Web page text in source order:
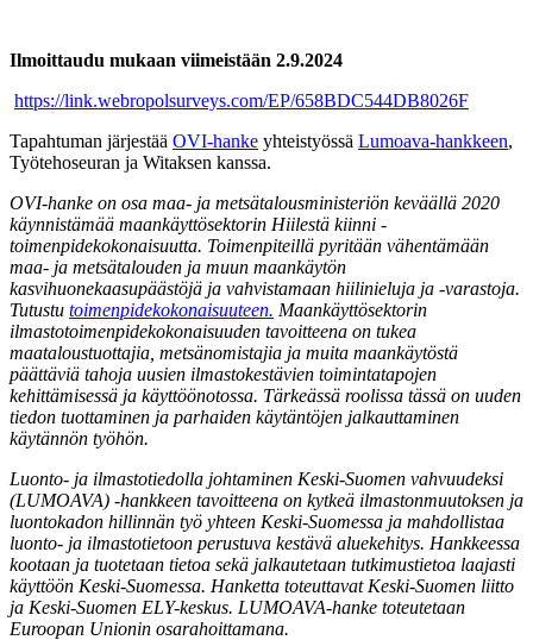
Ilmoittaudu mukaan viimeistään 2.9.2024
https://link.webropolsurveys.com/EP/658BDC544DB8026F
Tapahtuman järjestää OVI-hanke yhteistyössä Lumoava-hankkeen,
Työtehoseuran ja Witaksen kanssa.
OVI-hanke on osa maa- ja metsätalousministeriön keväällä 2020
käynnistämää maankäyttösektorin Hiilestä kiinni -
toimenpidekokonaisuutta. Toimenpiteillä pyritään vähentämään
maa- ja metsätalouden ja muun maankäytön
kasvihuonekaasupäästöjä ja vahvistamaan hiilinieluja ja -varastoja.
Tutustu toimenpidekokonaisuuteen. Maankäyttösektorin
ilmastotoimenpidekokonaisuuden tavoitteena on tukea
maataloustuottajia, metsänomistajia ja muita maankäytöstä
päättäviä tahoja uusien ilmastokestävien toimintatapojen
kehittämisessä ja käyttöönotossa. Tärkeässä roolissa tässä on uuden
tiedon tuottaminen ja parhaiden käytäntöjen jalkauttaminen
käytännön työhön.
Luonto- ja ilmastotiedolla johtaminen Keski-Suomen vahvuudeksi
(LUMOAVA) -hankkeen tavoitteena on kytkeä ilmastonmuutoksen ja
luontokadon hillinnän työ yhteen Keski-Suomessa ja mahdollistaa
luonto- ja ilmastotietoon perustuva kestävä aluekehitys. Hankkeessa
kootaan ja tuotetaan tietoa sekä jalkautetaan tutkimustietoa laajasti
käyttöön Keski-Suomessa. Hanketta toteuttavat Keski-Suomen liitto
ja Keski-Suomen ELY-keskus. LUMOAVA-hanke toteutetaan
Euroopan Unionin osarahoittamana.